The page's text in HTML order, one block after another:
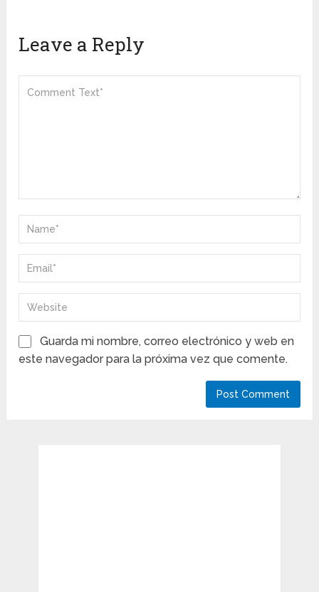
Leave a Reply
Guarda mi nombre, correo electrónico y web en
este navegador para la próxima vez que comente.